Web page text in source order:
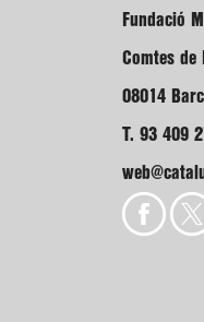
Fundació
Comtes de
08014
T. 93 409